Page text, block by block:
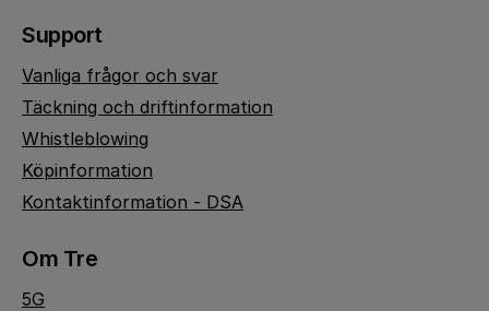
Support
Vanliga frågor och svar
Täckning och driftinformation
Whistleblowing
Köpinformation
Kontaktinformation - DSA
Om Tre
5G